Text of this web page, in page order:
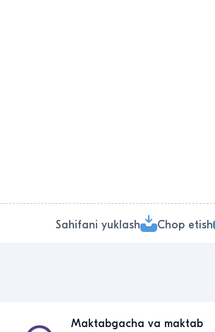
Sahifani yuklash Chop etish
Maktabgacha va maktab